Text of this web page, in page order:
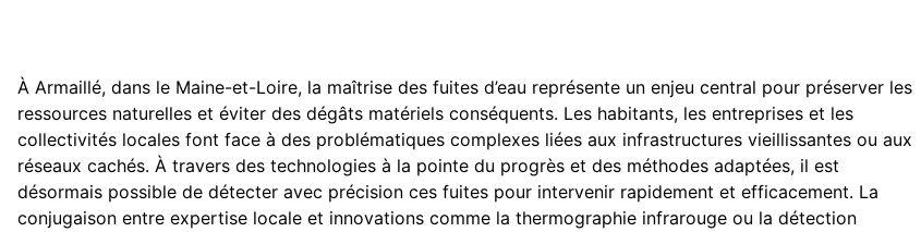
À Armaillé, dans le Maine-et-Loire, la maîtrise des fuites d’eau représente un enjeu central pour préserver les
ressources naturelles et éviter des dégâts matériels conséquents. Les habitants, les entreprises et les
collectivités locales font face à des problématiques complexes liées aux infrastructures vieillissantes ou aux
réseaux cachés. À travers des technologies à la pointe du progrès et des méthodes adaptées, il est
désormais possible de détecter avec précision ces fuites pour intervenir rapidement et efficacement. La
conjugaison entre expertise locale et innovations comme la thermographie infrarouge ou la détection